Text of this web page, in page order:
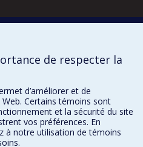
de respecter la
d’améliorer et de
Certains témoins sont
et la sécurité du site
vos préférences. En
à notre utilisation de témoins